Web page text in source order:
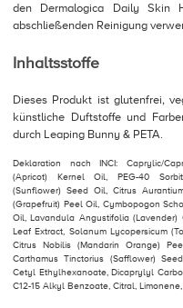
den Dermalogica Daily Skin
abschließenden Reinigung
Inhaltsstoffe
Dieses Produkt ist glutenfrei,
künstliche Duftstoffe und
durch Leaping Bunny & PETA.
Deklaration nach INCI: Caprylic/
(Apricot) Kernel Oil, PEG-40
(Sunflower) Seed Oil, Citrus
(Grapefruit) Peel Oil, Cymbopogon
Oil, Lavandula Angustifolia (Lavender)
Leaf Extract, Solanum Lycopersicum
Citrus Nobilis (Mandarin Orange)
Carthamus Tinctorius (Safflower)
Cetyl Ethylhexanoate, Dicaprylyl
C12-15 Alkyl Benzoate, Citral,